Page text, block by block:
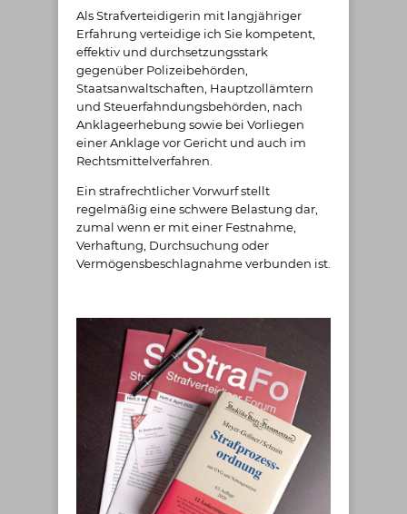
Als Strafverteidigerin mit langjähriger
Erfahrung verteidige ich Sie kompetent,
effektiv und durchsetzungsstark
gegenüber Polizeibehörden,
Staatsanwaltschaften, Hauptzollämtern
und Steuerfahndungsbehörden, nach
Anklageerhebung sowie bei Vorliegen
einer Anklage vor Gericht und auch im
Rechtsmittelverfahren.
Ein strafrechtlicher Vorwurf stellt
regelmäßig eine schwere Belastung dar,
zumal wenn er mit einer Festnahme,
Verhaftung, Durchsuchung oder
Vermögensbeschlagnahme verbunden ist.